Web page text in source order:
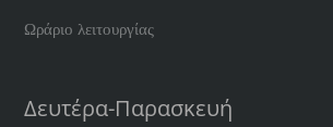
Ωράριο λειτουργίας
Δευτέρα-Παρασκευή